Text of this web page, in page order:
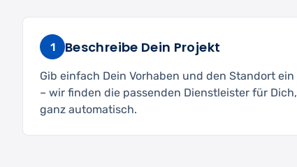
1 Beschreibe Dein Projekt
Gib einfach Dein Vorhaben und den Standort ein
– wir finden die passenden Dienstleister für Dich,
ganz automatisch.